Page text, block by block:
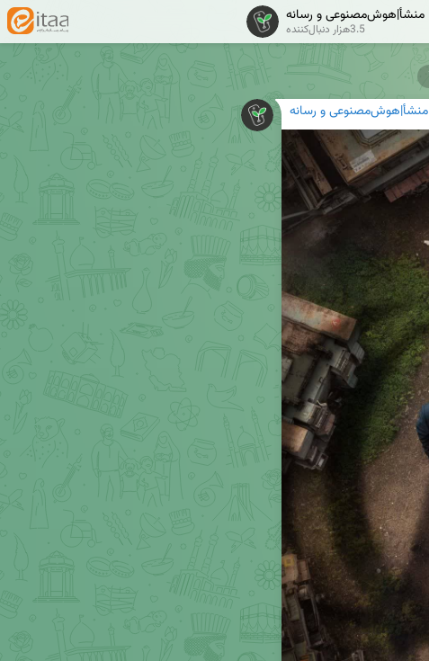
منشأ|هوش‌مصنوعی و رسانه
3.5هزار دنبال‌کننده
منشأ|هوش‌مصنوعی و رسانه